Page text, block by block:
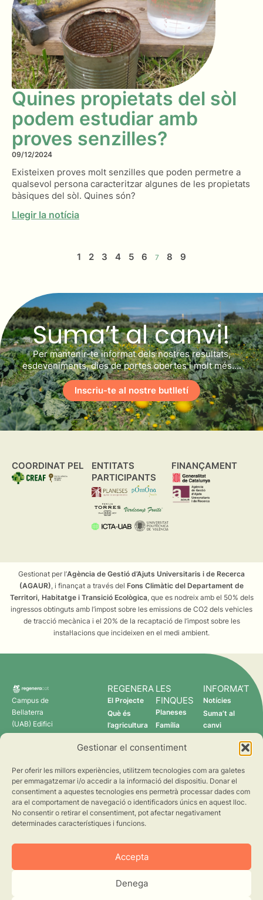
Gestionar el consentiment
Per oferir les millors experiències, utilitzem tecnologies com ara galetes
per emmagatzemar i/o accedir a la informació del dispositiu. Donar el
consentiment a aquestes tecnologies ens permetrà processar dades com
ara el comportament de navegació o identificadors únics en aquest lloc.
No consentir o retirar el consentiment, pot afectar negativament
determinades característiques i funcions.
Accepta
Denega
Quines propietats del sòl
podem estudiar amb
proves senzilles?
09/12/2024
Existeixen proves molt senzilles que poden permetre a
qualsevol persona caracteritzar algunes de les propietats
bàsiques del sòl. Quines són?
Llegir la notícia
1 2 3 4 5 6 7 8 9
Suma’t al canvi!
Per mantenir-te informat dels nostres resultats,
esdeveniments, dies de portes obertes i molt més….
Inscriu-te al nostre butlletí
COORDINAT PEL
ENTITATS
PARTICIPANTS
FINANÇAMENT
Gestionat per l’Agència de Gestió d’Ajuts Universitaris i de Recerca
(AGAUR), i finançat a través del Fons Climàtic del Departament de
Territori, Habitatge i Transició Ecològica, que es nodreix amb el 50% dels
ingressos obtinguts amb l’impost sobre les emissions de CO2 dels vehicles
de tracció mecànica i el 20% de la recaptació de l’impost sobre les
instal·lacions que incideixen en el medi ambient.
Campus de
Bellaterra
(UAB) Edifici
C 08193
regenera@creaf.uab.cat
REGENERA
El Projecte
Què és
l’agricultura
Qui som
LES
FINQUES
Planeses
Família
Verdcamp
Pomona
Fruits
INFORMA’T
Notícies
Suma’t al
canvi